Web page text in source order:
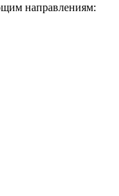
направлениям: